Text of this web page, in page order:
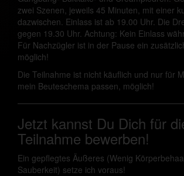
zwei Szenen, jeweils 45 Minuten, mit einer
dazwischen. Einlass ist ab 19.00 Uhr. Die
gegen 19.30 Uhr. Achtung: Kein Einlass
Für Nachzügler ist in der Pause ein
möglich!
Die Teilnahme ist nicht käuflich und nur für
mein Beuteschema passen, möglich!
Jetzt kannst Du Dich für
Teilnahme bewerben!
Ein gepflegtes Äußeres (Wenig
Sauberkeit) setze ich voraus!